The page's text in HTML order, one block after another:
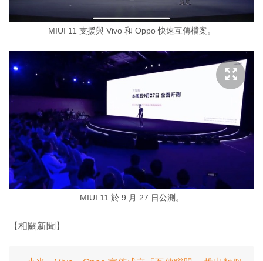
MIUI 11 支援與 Vivo 和 Oppo 快速互傳檔案。
MIUI 11 於 9 月 27 日公測。
【相關新聞】